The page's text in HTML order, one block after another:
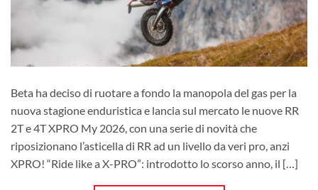
Beta ha deciso di ruotare a fondo la manopola del gas per la
nuova stagione enduristica e lancia sul mercato le nuove RR
2T e 4T XPRO My 2026, con una serie di novità che
riposizionano l’asticella di RR ad un livello da veri pro, anzi
XPRO! “Ride like a X-PRO”: introdotto lo scorso anno, il […]